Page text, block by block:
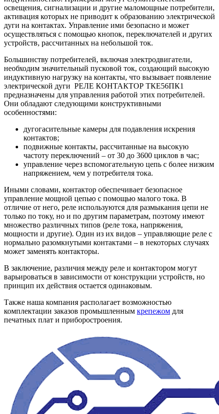
освещения, сигнализации и другие маломощные потребители,
активация которых не приводит к образованию электрической
дуги на контактах. Управление ими безопасно и может
осуществляться с помощью кнопок, переключателей и других
устройств, рассчитанных на небольшой ток.
Большинству потребителей, включая электродвигатели,
необходим значительный пусковой ток, создающий высокую
индуктивную нагрузку на контакты, что вызывает появление
электрической дуги РЕЛЕ КОНТАКТОР ТКЕ56ПК1
предназначены для управления работой этих потребителей.
Они обладают следующими конструктивными
особенностями:
дугогасительные камеры для подавления искрения
контактов;
подвижные контакты, рассчитанные на высокую
частоту переключений – от 30 до 3600 циклов в час;
управление через вспомогательную цепь с более низким
напряжением, чем у потребителя тока.
Иными словами, контактор обеспечивает безопасное
управление мощной цепью с помощью малого тока. В
отличие от него, реле используются для размыкания цепи не
только по току, но и по другим параметрам, поэтому имеют
множество различных типов (реле тока, напряжения,
мощности и другие). Один из их видов – управляющие реле с
нормально разомкнутыми контактами – в некоторых случаях
может заменять контакторы.
В заключение, различия между реле и контактором могут
варьироваться в зависимости от конструкции устройств, но
принцип их действия остается одинаковым.
Также наша компания располагает возможностью
комплектации заказов промышленным крепежом для
печатных плат и приборостроения.